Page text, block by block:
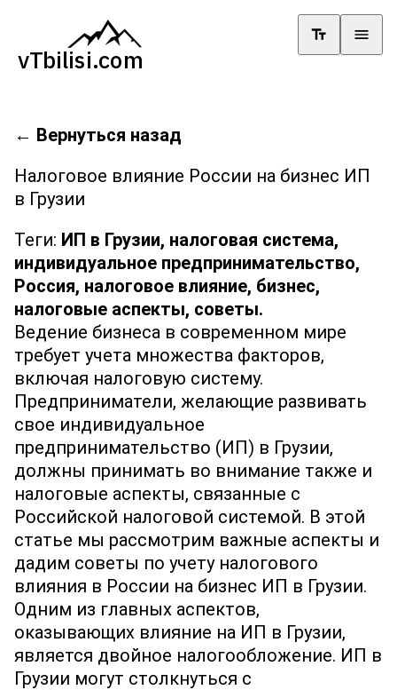
← Вернуться назад
Налоговое влияние России на бизнес ИП
в Грузии
Теги: ИП в Грузии, налоговая система,
индивидуальное предпринимательство,
Россия, налоговое влияние, бизнес,
налоговые аспекты, советы.
Ведение бизнеса в современном мире
требует учета множества факторов,
включая налоговую систему.
Предприниматели, желающие развивать
свое индивидуальное
предпринимательство (ИП) в Грузии,
должны принимать во внимание также и
налоговые аспекты, связанные с
Российской налоговой системой. В этой
статье мы рассмотрим важные аспекты и
дадим советы по учету налогового
влияния в России на бизнес ИП в Грузии.
Одним из главных аспектов,
оказывающих влияние на ИП в Грузии,
является двойное налогообложение. ИП в
Грузии могут столкнуться с